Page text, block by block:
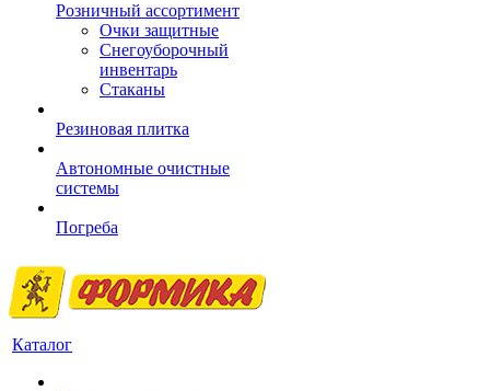
Розничный ассортимент
Очки защитные
Снегоуборочный
инвентарь
Стаканы
Резиновая плитка
Автономные очистные
системы
Погреба
Каталог